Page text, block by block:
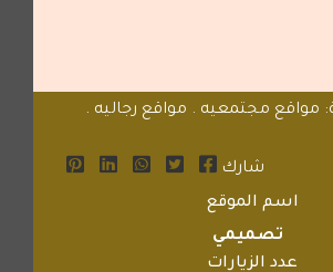
مواقع مجتمعيه . مواقع رجاليه .
شارك
اسم الموقع
تصميمي
عدد الزيارات